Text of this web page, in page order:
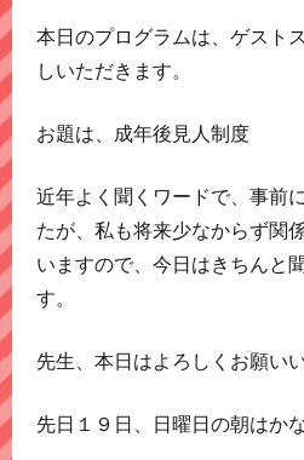
本日のプログラムは、ゲスト
しいただきます。
お題は、成年後見人制度
近年よく聞くワードで、事前
たが、私も将来少なからず関
いますので、今日はきちんと
す。
先生、本日はよろしくお願い
先日１９日、日曜日の朝はか